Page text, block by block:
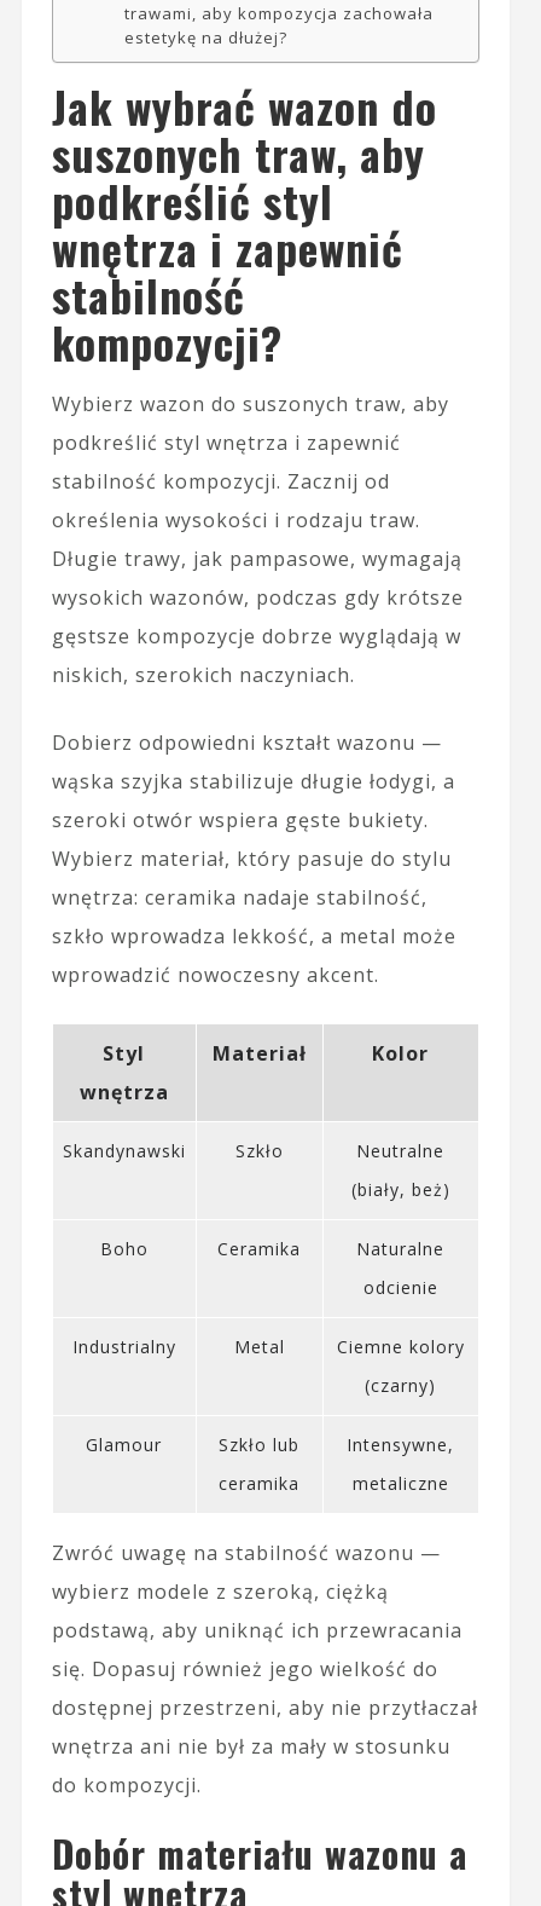
trawami, aby kompozycja zachowała
estetykę na dłużej?
Jak wybrać wazon do
suszonych traw, aby
podkreślić styl
wnętrza i zapewnić
stabilność
kompozycji?
Wybierz wazon do suszonych traw, aby
podkreślić styl wnętrza i zapewnić
stabilność kompozycji. Zacznij od
określenia wysokości i rodzaju traw.
Długie trawy, jak pampasowe, wymagają
wysokich wazonów, podczas gdy krótsze
gęstsze kompozycje dobrze wyglądają w
niskich, szerokich naczyniach.
Dobierz odpowiedni kształt wazonu —
wąska szyjka stabilizuje długie łodygi, a
szeroki otwór wspiera gęste bukiety.
Wybierz materiał, który pasuje do stylu
wnętrza: ceramika nadaje stabilność,
szkło wprowadza lekkość, a metal może
wprowadzić nowoczesny akcent.
Styl
wnętrza
Materiał Kolor
Skandynawski Szkło
Neutralne
(biały, beż)
Boho Ceramika
Naturalne
odcienie
Industrialny Metal
Ciemne kolory
(czarny)
Glamour
Szkło lub
ceramika
Intensywne,
metaliczne
Zwróć uwagę na stabilność wazonu —
wybierz modele z szeroką, ciężką
podstawą, aby uniknąć ich przewracania
się. Dopasuj również jego wielkość do
dostępnej przestrzeni, aby nie przytłaczał
wnętrza ani nie był za mały w stosunku
do kompozycji.
Dobór materiału wazonu a
styl wnętrza